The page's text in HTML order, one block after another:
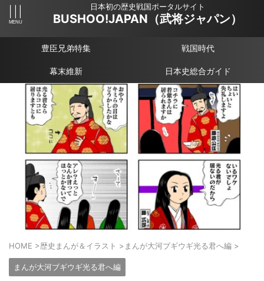
日本初の歴史戦国ポータルサイト
BUSHOO!JAPAN（武将ジャパン）
豊臣兄弟特集 戦国時代
幕末維新 日本史総合ガイド
HOME >歴史まんが＆イラスト > まんが大河ブギウギ光る君へ編 >
まんが大河ブギウギ光る君へ編